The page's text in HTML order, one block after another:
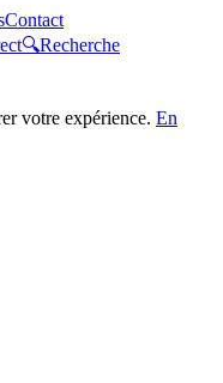
Contact
🔍Recherche
votre expérience. En